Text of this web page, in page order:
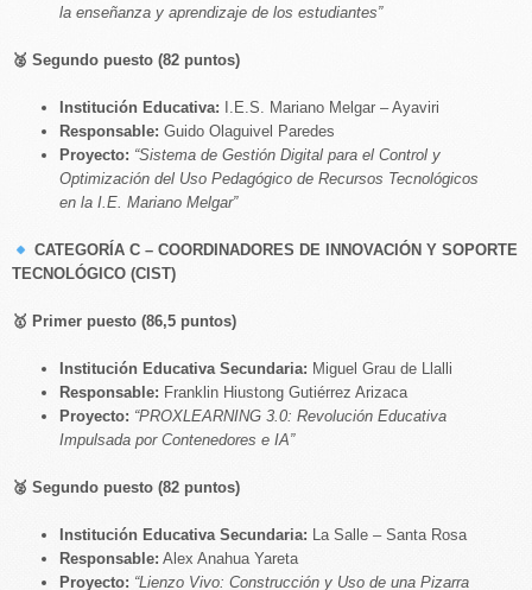
la enseñanza y aprendizaje de los estudiantes”
🥈 Segundo puesto (82 puntos)
Institución Educativa: I.E.S. Mariano Melgar – Ayaviri
Responsable: Guido Olaguivel Paredes
Proyecto: “Sistema de Gestión Digital para el Control y
Optimización del Uso Pedagógico de Recursos Tecnológicos
en la I.E. Mariano Melgar”
CATEGORÍA C – COORDINADORES DE INNOVACIÓN Y SOPORTE
TECNOLÓGICO (CIST)
🥇 Primer puesto (86,5 puntos)
Institución Educativa Secundaria: Miguel Grau de Llalli
Responsable: Franklin Hiustong Gutiérrez Arizaca
Proyecto: “PROXLEARNING 3.0: Revolución Educativa
Impulsada por Contenedores e IA”
🥈 Segundo puesto (82 puntos)
Institución Educativa Secundaria: La Salle – Santa Rosa
Responsable: Alex Anahua Yareta
Proyecto: “Lienzo Vivo: Construcción y Uso de una Pizarra